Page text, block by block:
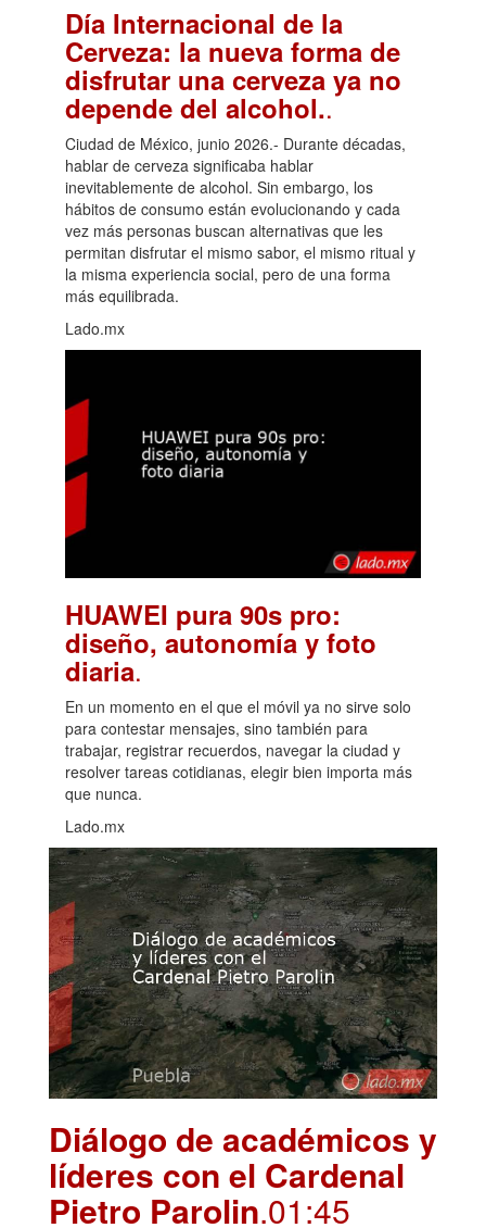
Día Internacional de la
Cerveza: la nueva forma de
disfrutar una cerveza ya no
depende del alcohol..
Ciudad de México, junio 2026.- Durante décadas,
hablar de cerveza significaba hablar
inevitablemente de alcohol. Sin embargo, los
hábitos de consumo están evolucionando y cada
vez más personas buscan alternativas que les
permitan disfrutar el mismo sabor, el mismo ritual y
la misma experiencia social, pero de una forma
más equilibrada.
Lado.mx
HUAWEI pura 90s pro:
diseño, autonomía y foto
diaria.
En un momento en el que el móvil ya no sirve solo
para contestar mensajes, sino también para
trabajar, registrar recuerdos, navegar la ciudad y
resolver tareas cotidianas, elegir bien importa más
que nunca.
Lado.mx
Diálogo de académicos y
líderes con el Cardenal
Pietro Parolin.01:45